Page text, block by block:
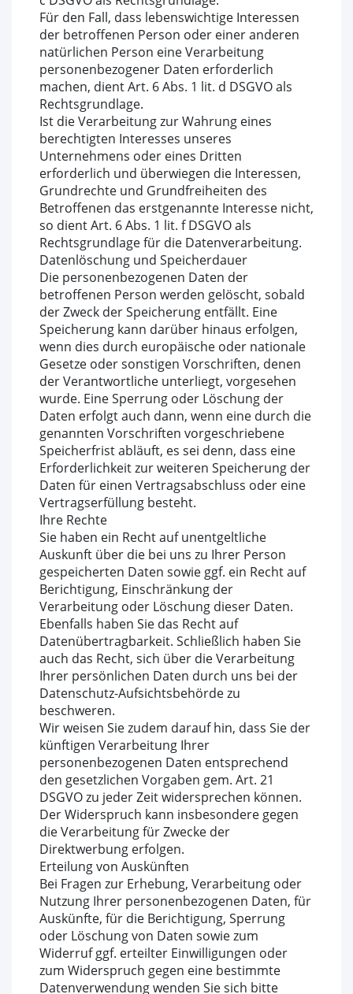
Für den Fall, dass lebenswichtige Interessen
der betroffenen Person oder einer anderen
natürlichen Person eine Verarbeitung
personenbezogener Daten erforderlich
machen, dient Art. 6 Abs. 1 lit. d DSGVO als
Rechtsgrundlage.
Ist die Verarbeitung zur Wahrung eines
berechtigten Interesses unseres
Unternehmens oder eines Dritten
erforderlich und überwiegen die Interessen,
Grundrechte und Grundfreiheiten des
Betroffenen das erstgenannte Interesse nicht,
so dient Art. 6 Abs. 1 lit. f DSGVO als
Rechtsgrundlage für die Datenverarbeitung.
Datenlöschung und Speicherdauer
Die personenbezogenen Daten der
betroffenen Person werden gelöscht, sobald
der Zweck der Speicherung entfällt. Eine
Speicherung kann darüber hinaus erfolgen,
wenn dies durch europäische oder nationale
Gesetze oder sonstigen Vorschriften, denen
der Verantwortliche unterliegt, vorgesehen
wurde. Eine Sperrung oder Löschung der
Daten erfolgt auch dann, wenn eine durch die
genannten Vorschriften vorgeschriebene
Speicherfrist abläuft, es sei denn, dass eine
Erforderlichkeit zur weiteren Speicherung der
Daten für einen Vertragsabschluss oder eine
Vertragserfüllung besteht.
Ihre Rechte
Sie haben ein Recht auf unentgeltliche
Auskunft über die bei uns zu Ihrer Person
gespeicherten Daten sowie ggf. ein Recht auf
Berichtigung, Einschränkung der
Verarbeitung oder Löschung dieser Daten.
Ebenfalls haben Sie das Recht auf
Datenübertragbarkeit. Schließlich haben Sie
auch das Recht, sich über die Verarbeitung
Ihrer persönlichen Daten durch uns bei der
Datenschutz-Aufsichtsbehörde zu
beschweren.
Wir weisen Sie zudem darauf hin, dass Sie der
künftigen Verarbeitung Ihrer
personenbezogenen Daten entsprechend
den gesetzlichen Vorgaben gem. Art. 21
DSGVO zu jeder Zeit widersprechen können.
Der Widerspruch kann insbesondere gegen
die Verarbeitung für Zwecke der
Direktwerbung erfolgen.
Erteilung von Auskünften
Bei Fragen zur Erhebung, Verarbeitung oder
Nutzung Ihrer personenbezogenen Daten, für
Auskünfte, für die Berichtigung, Sperrung
oder Löschung von Daten sowie zum
Widerruf ggf. erteilter Einwilligungen oder
zum Widerspruch gegen eine bestimmte
Datenverwendung wenden Sie sich bitte